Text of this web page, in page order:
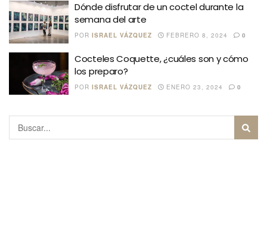
Dónde disfrutar de un coctel durante la
semana del arte
POR ISRAEL VÁZQUEZ FEBRERO 8, 2024 0
Cocteles Coquette, ¿cuáles son y cómo
los preparo?
POR ISRAEL VÁZQUEZ ENERO 23, 2024 0